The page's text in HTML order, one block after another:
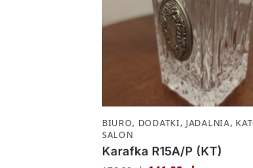
BIURO, DODATKI, JADALNIA,
SALON
Karafka R15A/P (KT)